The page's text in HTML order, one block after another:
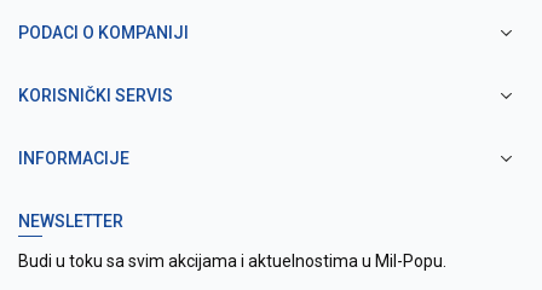
PODACI O KOMPANIJI
KORISNIČKI SERVIS
INFORMACIJE
NEWSLETTER
Budi u toku sa svim akcijama i aktuelnostima u Mil-Popu.